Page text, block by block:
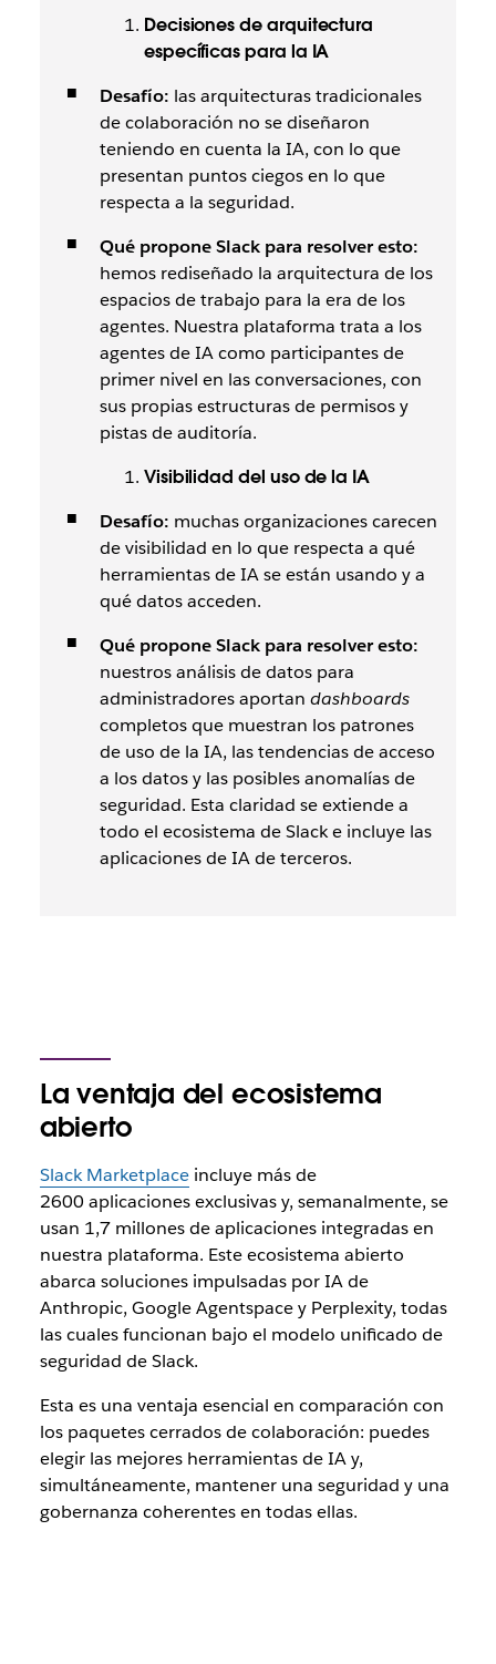
Decisiones de arquitectura
específicas para la IA
Desafío: las arquitecturas tradicionales
de colaboración no se diseñaron
teniendo en cuenta la IA, con lo que
presentan puntos ciegos en lo que
respecta a la seguridad.
Qué propone Slack para resolver esto:
hemos rediseñado la arquitectura de los
espacios de trabajo para la era de los
agentes. Nuestra plataforma trata a los
agentes de IA como participantes de
primer nivel en las conversaciones, con
sus propias estructuras de permisos y
pistas de auditoría.
Visibilidad del uso de la IA
Desafío: muchas organizaciones carecen
de visibilidad en lo que respecta a qué
herramientas de IA se están usando y a
qué datos acceden.
Qué propone Slack para resolver esto:
nuestros análisis de datos para
administradores aportan dashboards
completos que muestran los patrones
de uso de la IA, las tendencias de acceso
a los datos y las posibles anomalías de
seguridad. Esta claridad se extiende a
todo el ecosistema de Slack e incluye las
aplicaciones de IA de terceros.
La ventaja del ecosistema
abierto
Slack Marketplaceincluye más de
2600 aplicaciones exclusivas y, semanalmente, se
usan 1,7 millones de aplicaciones integradas en
nuestra plataforma. Este ecosistema abierto
abarca soluciones impulsadas por IA de
Anthropic, Google Agentspace y Perplexity, todas
las cuales funcionan bajo el modelo unificado de
seguridad de Slack.
Esta es una ventaja esencial en comparación con
los paquetes cerrados de colaboración: puedes
elegir las mejores herramientas de IA y,
simultáneamente, mantener una seguridad y una
gobernanza coherentes en todas ellas.